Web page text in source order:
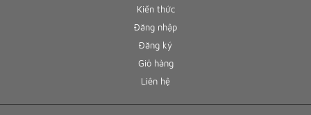
Kiến thức
Đăng nhập
Đăng ký
Giỏ hàng
Liên hệ